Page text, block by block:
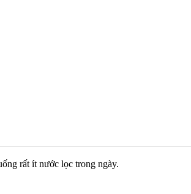
rất ít nước lọc trong ngày.